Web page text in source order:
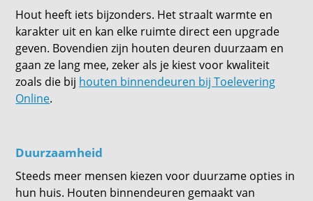
Hout heeft iets bijzonders. Het straalt warmte en
karakter uit en kan elke ruimte direct een upgrade
geven. Bovendien zijn houten deuren duurzaam en
gaan ze lang mee, zeker als je kiest voor kwaliteit
zoals die bij houten binnendeuren bij Toelevering
Online.
Duurzaamheid
Steeds meer mensen kiezen voor duurzame opties in
hun huis. Houten binnendeuren gemaakt van